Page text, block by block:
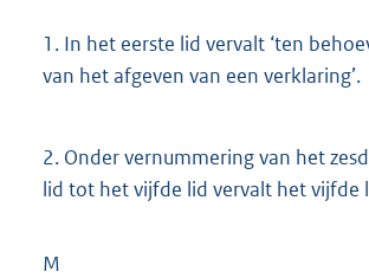
1. In het eerste lid vervalt ‘ten
van het afgeven van een verklaring’.
2. Onder vernummering van het
lid tot het vijfde lid vervalt het vijfde
M